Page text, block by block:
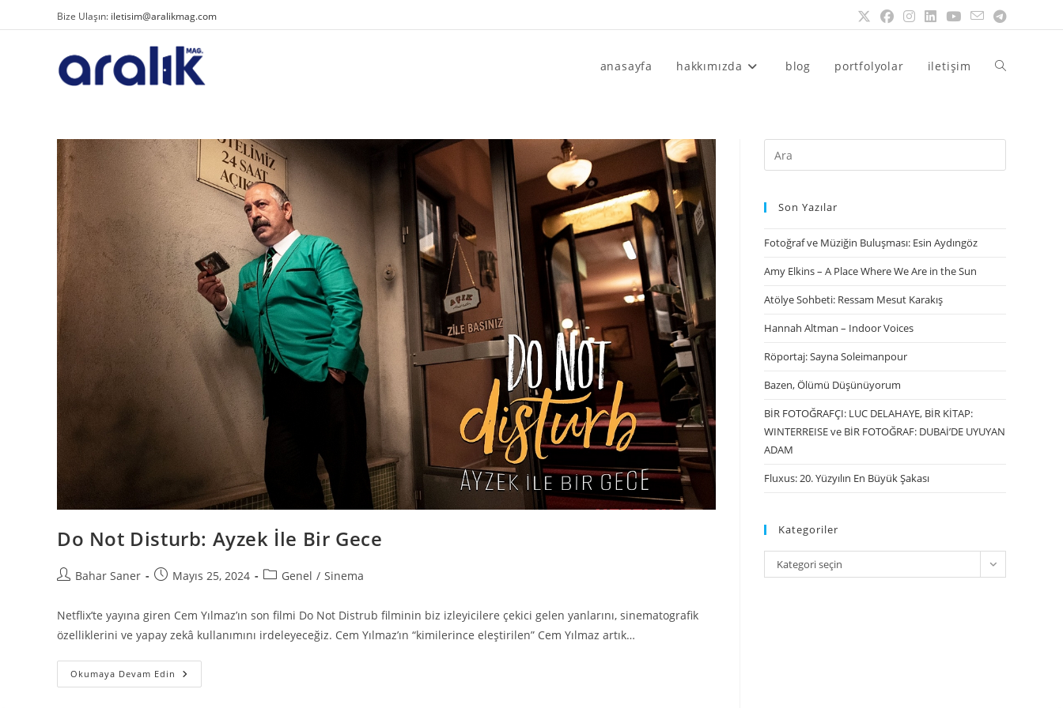
Bize Ulaşın: iletisim@aralikmag.com
anasayfa hakkımızda blog portfolyolar iletişim
Do Not Disturb: Ayzek İle Bir Gece
Bahar Saner Mayıs 25, 2024 Genel / Sinema
Netflix’te yayına giren Cem Yılmaz’ın son filmi Do Not Distrub filminin biz izleyicilere çekici gelen yanlarını, sinematografik
özelliklerini ve yapay zekâ kullanımını irdeleyeceğiz. Cem Yılmaz’ın “kimilerince eleştirilen” Cem Yılmaz artık…
Okumaya Devam Edin
Son Yazılar
Fotoğraf ve Müziğin Buluşması: Esin Aydıngöz
Amy Elkins – A Place Where We Are in the Sun
Atölye Sohbeti: Ressam Mesut Karakış
Hannah Altman – Indoor Voices
Röportaj: Sayna Soleimanpour
Bazen, Ölümü Düşünüyorum
BİR FOTOĞRAFÇI: LUC DELAHAYE, BİR KİTAP:
WINTERREISE ve BİR FOTOĞRAF: DUBAİ’DE UYUYAN
ADAM
Fluxus: 20. Yüzyılın En Büyük Şakası
Kategoriler
Kategori seçin